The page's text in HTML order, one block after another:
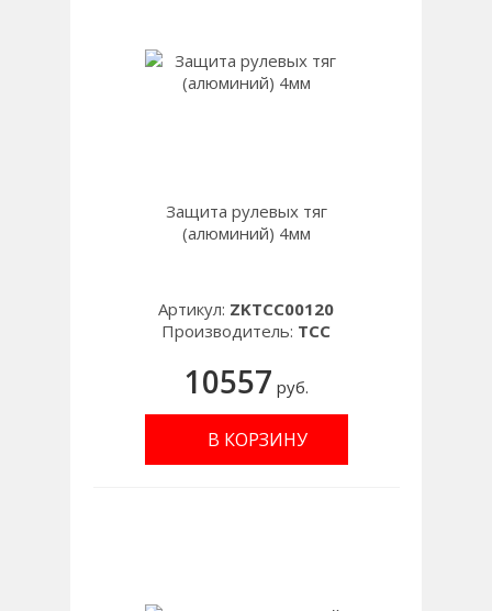
Защита рулевых тяг
(алюминий) 4мм
Артикул: ZKTCC00120
Производитель: TCC
10557 руб.
В КОРЗИНУ